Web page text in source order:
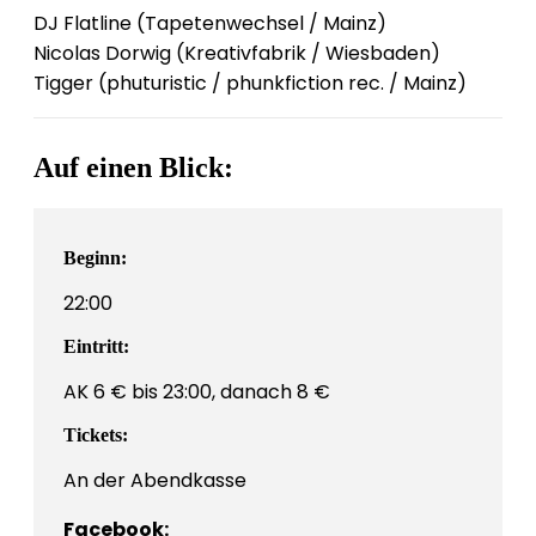
DJ Flatline (Tapetenwechsel / Mainz)
Nicolas Dorwig (Kreativfabrik / Wiesbaden)
Tigger (phuturistic / phunkfiction rec. / Mainz)
Auf einen Blick:
Beginn:
22:00
Eintritt:
AK 6 € bis 23:00, danach 8 €
Tickets:
An der Abendkasse
Facebook: